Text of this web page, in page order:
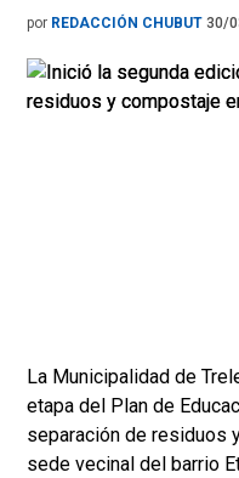
por REDACCIÓN CHUBUT 30/
La Municipalidad de
etapa del Plan de
separación de residuos
sede vecinal del barrio